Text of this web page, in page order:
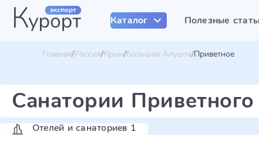
Каталог Полезные
Главная Россия Крым Большая Алушта Приветное
Санатории Приветного
Отелей и санаториев 1